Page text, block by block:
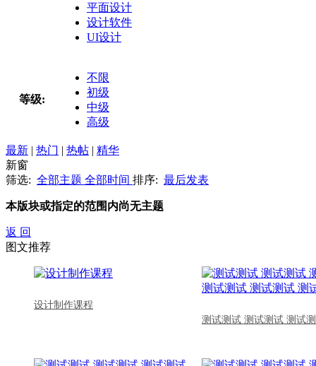
平面设计
设计软件
UI设计
等级:
不限
初级
中级
高级
最新 | 热门 | 热帖 | 精华
新窗
筛选: 全部主题 全部时间 排序: 最后发表
本版块或指定的范围内尚无主题
返 回
图文推荐
设计制作课程
测试测试 测试测试 测试